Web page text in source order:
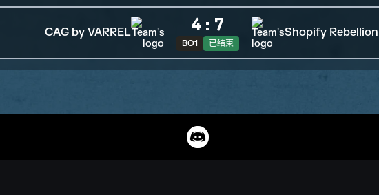
CAG by VARREL 4 : 7
BO1 已结束
Shopify Rebellion